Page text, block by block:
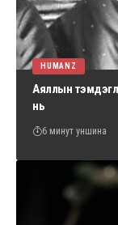
HUMANZ
Аяллын
нь
6 минут уншина